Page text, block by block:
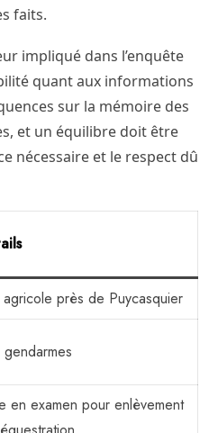
faits.
impliqué dans l’enquête
quant aux informations
sur la mémoire des
et un équilibre doit être
nécessaire et le respect dû
agricole près de Puycasquier
gendarmes
en examen pour enlèvement